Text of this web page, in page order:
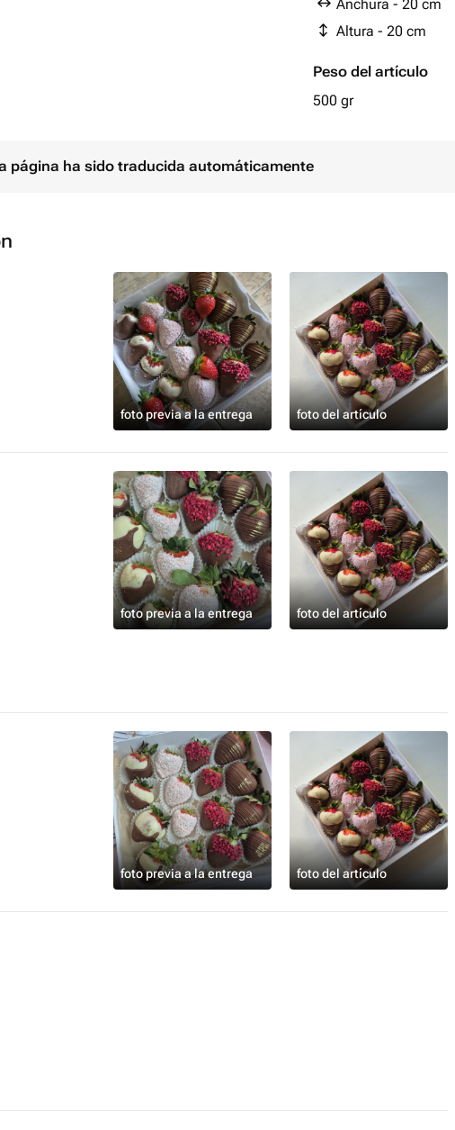
Anchura - 20 cm
Altura - 20 cm
Peso del artículo
500 gr
página ha sido traducida automáticamente
foto previa a la entrega foto del artículo
foto previa a la entrega foto del artículo
foto previa a la entrega foto del artículo